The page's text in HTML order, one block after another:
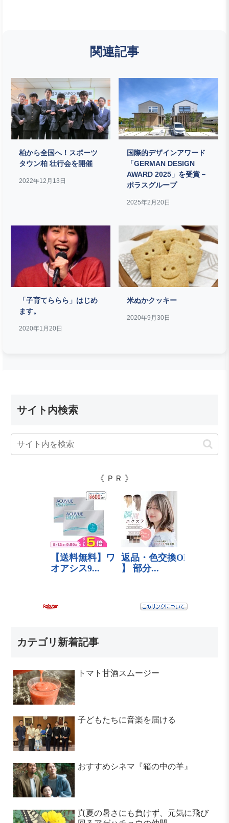
関連記事
柏から全国へ！スポーツ
タウン柏 壮行会を開催
2022年12月13日
国際的デザインアワード
「GERMAN DESIGN
AWARD 2025」を受賞－
ポラスグループ
2025年2月20日
「子育てららら」はじめ
ます。
2020年1月20日
米ぬかクッキー
2020年9月30日
サイト内検索
《 ＰＲ 》
カテゴリ新着記事
トマト甘酒スムージー
子どもたちに音楽を届ける
おすすめシネマ『箱の中の羊』
真夏の暑さにも負けず、元気に飛び